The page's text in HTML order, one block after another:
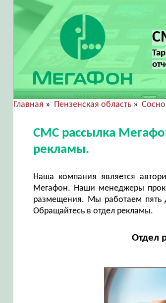
Главная » Пензенская область»
СМС рассылка
рекламы.
Наша компания является
Мегафон. Наши менеджеры
размещения. Мы работаем пять
Обращайтесь в отдел рекламы.
Отдел